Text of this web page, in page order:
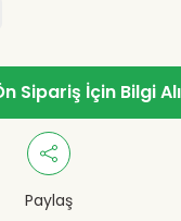
Sipariş İçin Bilgi
Paylaş